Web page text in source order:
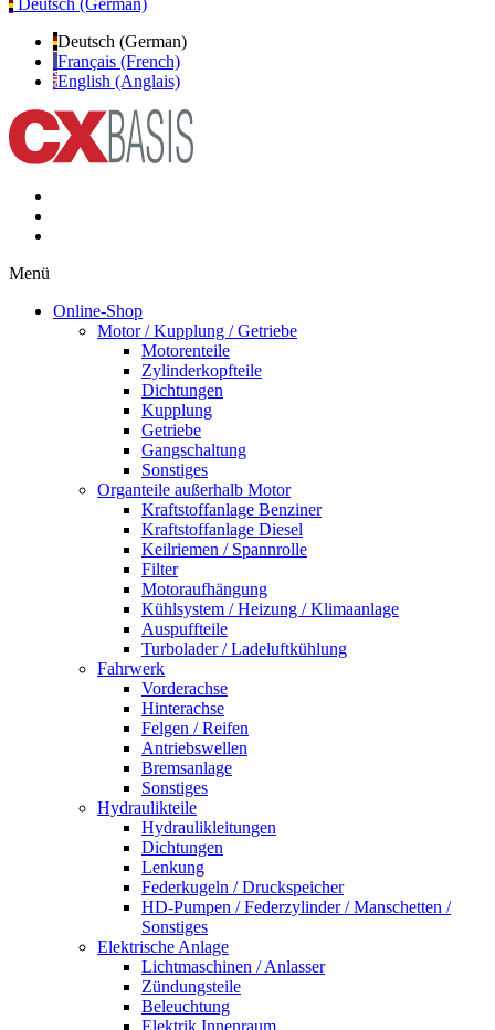
Deutsch (German)
Deutsch (German)
Français (French)
English (Anglais)
Menü
Online-Shop
Motor / Kupplung / Getriebe
Motorenteile
Zylinderkopfteile
Dichtungen
Kupplung
Getriebe
Gangschaltung
Sonstiges
Organteile außerhalb Motor
Kraftstoffanlage Benziner
Kraftstoffanlage Diesel
Keilriemen / Spannrolle
Filter
Motoraufhängung
Kühlsystem / Heizung / Klimaanlage
Auspuffteile
Turbolader / Ladeluftkühlung
Fahrwerk
Vorderachse
Hinterachse
Felgen / Reifen
Antriebswellen
Bremsanlage
Sonstiges
Hydraulikteile
Hydraulikleitungen
Dichtungen
Lenkung
Federkugeln / Druckspeicher
HD-Pumpen / Federzylinder / Manschetten /
Sonstiges
Elektrische Anlage
Lichtmaschinen / Anlasser
Zündungsteile
Beleuchtung
Elektrik Innenraum